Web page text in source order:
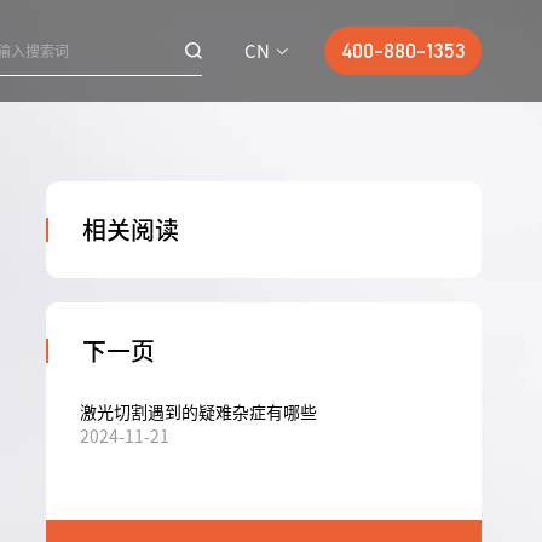
CN 400-880-1353
相关阅读
下一页
激光切割遇到的疑难杂症有哪些
2024-11-21